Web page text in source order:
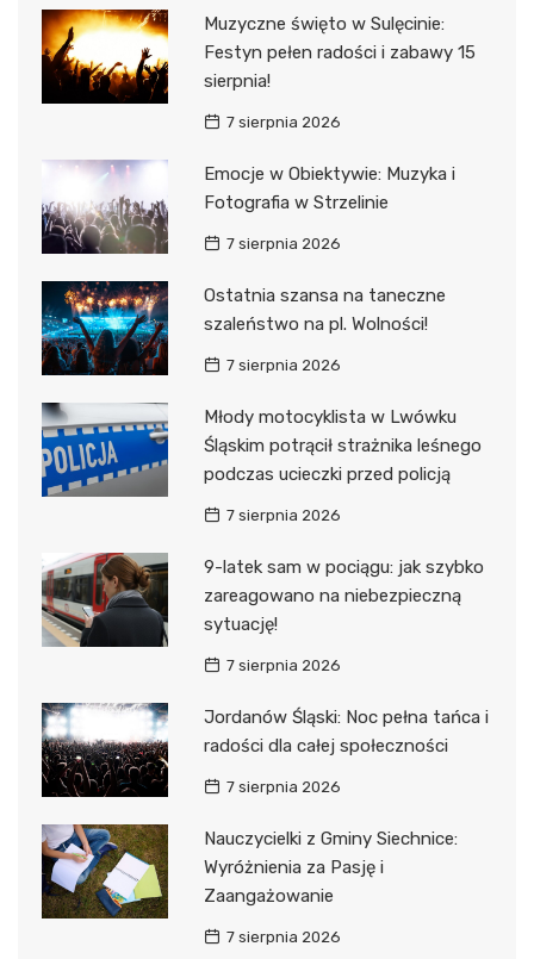
Muzyczne święto w Sulęcinie:
Festyn pełen radości i zabawy 15
sierpnia!
7 sierpnia 2026
Emocje w Obiektywie: Muzyka i
Fotografia w Strzelinie
7 sierpnia 2026
Ostatnia szansa na taneczne
szaleństwo na pl. Wolności!
7 sierpnia 2026
Młody motocyklista w Lwówku
Śląskim potrącił strażnika leśnego
podczas ucieczki przed policją
7 sierpnia 2026
9-latek sam w pociągu: jak szybko
zareagowano na niebezpieczną
sytuację!
7 sierpnia 2026
Jordanów Śląski: Noc pełna tańca i
radości dla całej społeczności
7 sierpnia 2026
Nauczycielki z Gminy Siechnice:
Wyróżnienia za Pasję i
Zaangażowanie
7 sierpnia 2026